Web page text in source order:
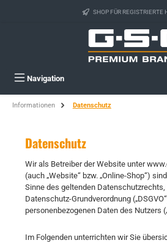
Zum Hauptinhalt springen SHOP FÜR REGISTRIERTE
Navigation
Informationen Datenschutz
Datenschutz
Wir als Betreiber der Website unter
(auch „Website“ bzw. „Online-Shop“)
Sinne des geltenden
Datenschutz-Grundverordnung
personenbezogenen Daten des Nutzers
Im Folgenden unterrichten wir Sie